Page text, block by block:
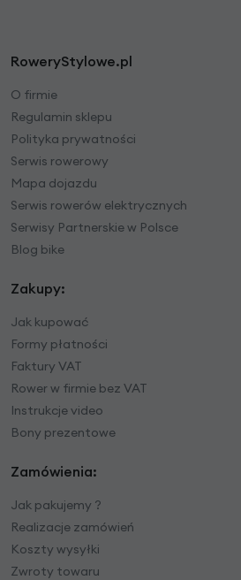
RoweryStylowe.pl
O firmie
Regulamin sklepu
Polityka prywatności
Serwis rowerowy
Mapa dojazdu
Serwis rowerów elektrycznych
Serwisy Partnerskie w Polsce
Blog bike
Zakupy:
Jak kupować
Formy płatności
Faktury VAT
Rower w firmie bez VAT
Instrukcje video
Bony prezentowe
Zamówienia:
Jak pakujemy ?
Realizacje zamówień
Koszty wysyłki
Zwroty towaru